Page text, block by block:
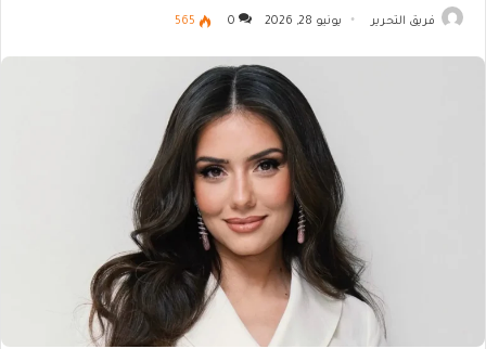
فريق التحرير يونيو 28, 2026 0
565